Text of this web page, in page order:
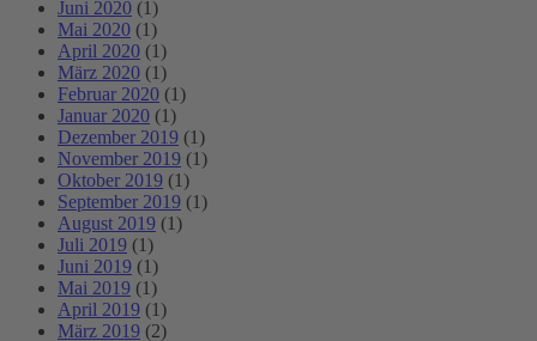
Juni 2020 (1)
Mai 2020 (1)
April 2020 (1)
März 2020 (1)
Februar 2020 (1)
Januar 2020 (1)
Dezember 2019 (1)
November 2019 (1)
Oktober 2019 (1)
September 2019 (1)
August 2019 (1)
Juli 2019 (1)
Juni 2019 (1)
Mai 2019 (1)
April 2019 (1)
März 2019 (2)